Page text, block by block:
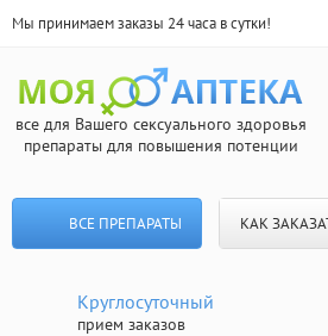
Мы принимаем заказы 24 часа в сутки!
все для Вашего сексуального здоровья
препараты для повышения потенции
ВСЕ ПРЕПАРАТЫ КАК
Круглосуточный
прием заказов